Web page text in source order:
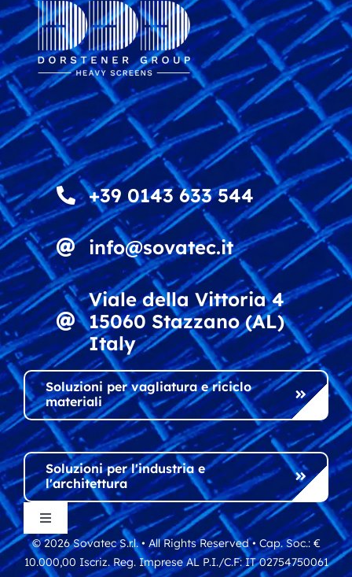
+39 0143 633 544
info@sovatec.it
Viale della Vittoria 4
15060 Stazzano (AL)
Italy
Soluzioni per vagliatura e riciclo
materiali
Soluzioni per l'industria e
l'architettura
Toggle
Navigation
Privacy policy
© 2026 Sovatec S.r.l. • All Rights Reserved • Cap. Soc.: €
10.000,00 Iscriz. Reg. Imprese AL P.I./C.F: IT 02754750061